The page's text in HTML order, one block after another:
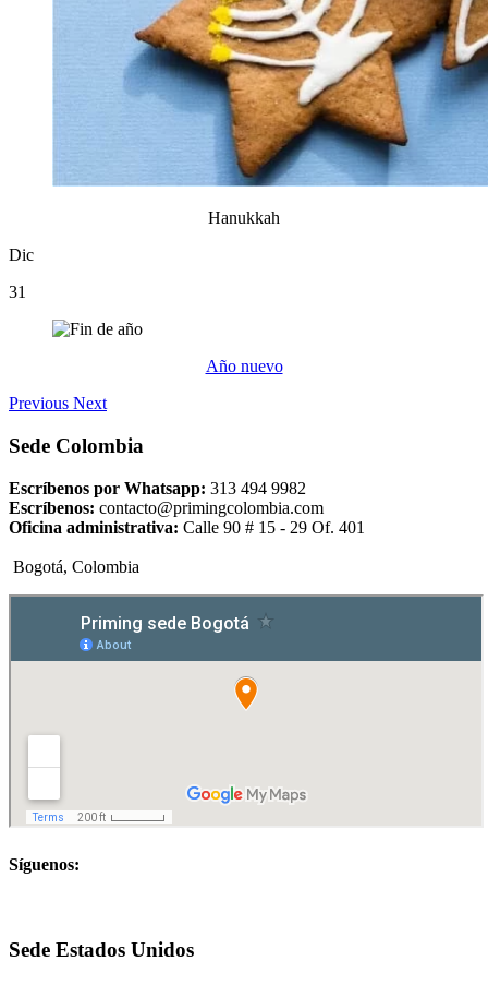
Hanukkah
Dic
31
Año nuevo
Previous Next
Sede Colombia
Escríbenos por Whatsapp: 313 494 9982
Escríbenos: contacto@primingcolombia.com
Oficina administrativa: Calle 90 # 15 - 29 Of. 401
Bogotá, Colombia
Síguenos:
Sede Estados Unidos